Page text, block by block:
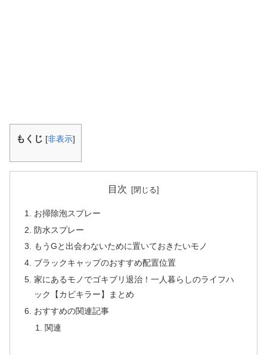
もくじ [非表示]
目次
お掃除泡スプレー
防水スプレー
もうGと出会わないために置いておきたいモノ
ブラックキャップのおすすめ配置位置
家にあるモノでゴキブリ退治！一人暮らしのライフハ
ック【カビキラー】まとめ
おすすめの関連記事
関連